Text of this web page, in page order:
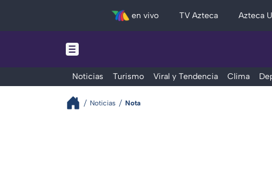
en vivo TV Azteca Azteca
Noticias Turismo Viral y Tendencia Clima
Noticias Nota